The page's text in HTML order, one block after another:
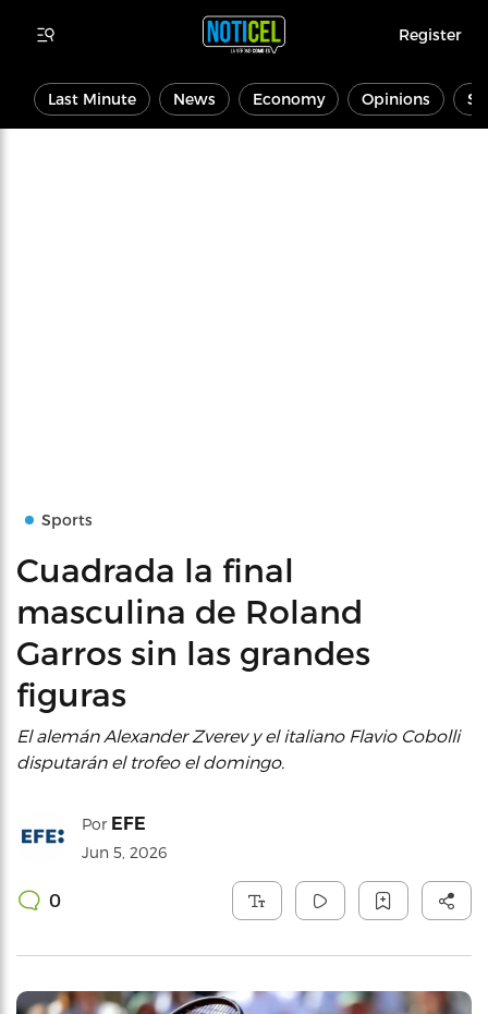
Register
Last Minute News Economy Opinions
Sports
Cuadrada la final
masculina de Roland
Garros sin las grandes
figuras
El alemán Alexander Zverev y el italiano Flavio Cobolli
disputarán el trofeo el domingo.
Por EFE
Jun 5, 2026
0